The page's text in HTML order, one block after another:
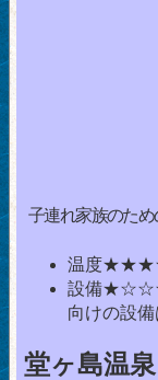
子連れ家族のた
温度
設備
向けの設備
堂ヶ島温